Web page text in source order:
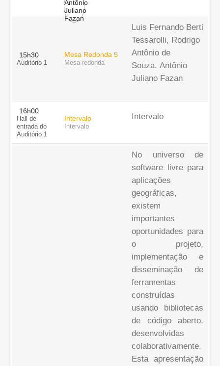
15h30
Auditório 1
Mesa Redonda 5
Mesa-redonda
Luis Fernando Berti
Tessarolli, Rodrigo
Antônio de
Souza, Antônio
Juliano Fazan
16h00
Hall de
entrada do
Auditório 1
Intervalo
Intervalo
Intervalo
No universo de
software livre para
aplicações
geográficas,
existem
importantes
oportunidades para
o projeto,
implementação e
disseminação de
ferramentas
construídas
usando bibliotecas
de código aberto,
desenvolvidas
colaborativamente.
Esta apresentação